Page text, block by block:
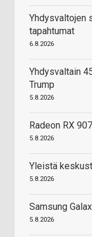
Yhdysvaltojen
tapahtumat
6.8.2026
Yhdysvaltain
Trump
5.8.2026
Radeon RX
5.8.2026
Yleistä
5.8.2026
Samsung
5.8.2026